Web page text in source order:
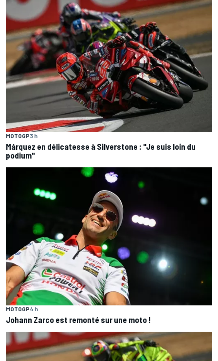
MOTOGP3 h
Márquez en délicatesse à Silverstone : "Je suis loin du
podium"
MOTOGP4 h
Johann Zarco est remonté sur une moto !